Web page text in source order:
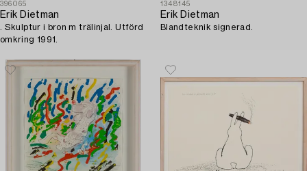
396065
Erik Dietman
. Skulptur i bron m trälinjal. Utförd
omkring 1991.
1348145
Erik Dietman
Blandteknik signerad.